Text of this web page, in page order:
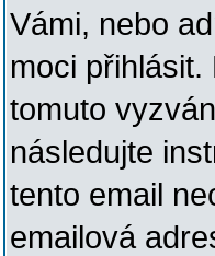
Vámi, nebo
moci
tomuto
následujte
tento email
emailová